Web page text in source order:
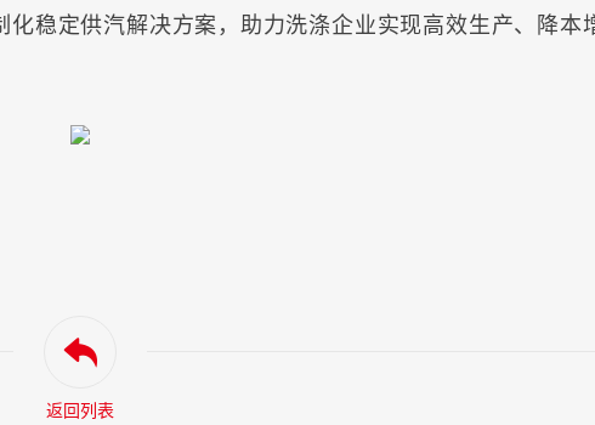
稳定供汽解决方案，助力洗涤企业实现高效生产、降本
返回列表